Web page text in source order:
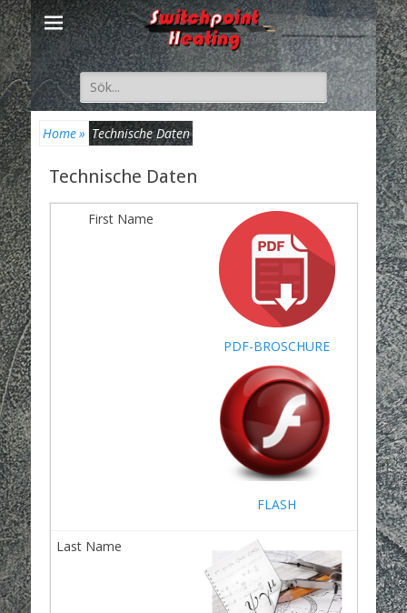
Suche
nach:
Home» Technische Daten
Technische Daten
PDF-BROSCHURE
FLASH